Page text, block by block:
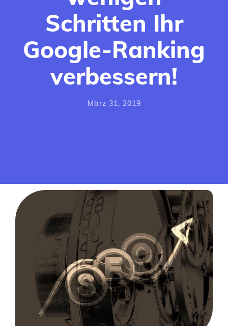
Social Media
Agentur
Webdesign Agentur
Agentur
Schritten Ihr
Google-Ranking
verbessern!
März 31, 2019